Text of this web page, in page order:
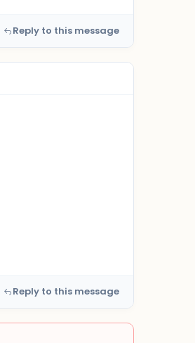
Reply to this message
Reply to this message